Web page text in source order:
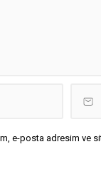
e-posta adresim ve